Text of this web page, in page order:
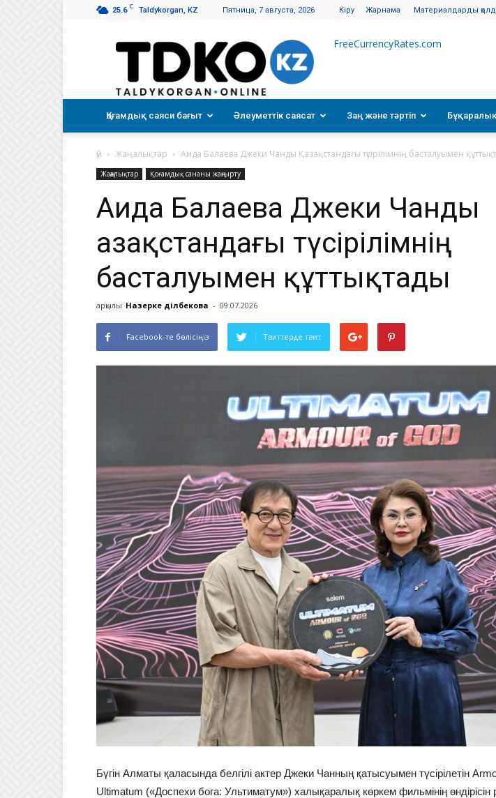
25.6 C Taldykorgan, KZ Пятница, 7 августа, 2026 Кіру Жарнама Материалдарды
Талдықорған
FreeCurrencyRates.com
Қоғамдық саяси бағыт Әлеуметтік саясат Заң және тәртіп
үй Жаңалықтар Аида Балаева Джеки Чанды Қазақстандағы түсірілімнің басталуымен
Жаңалықтар Қоғамдық сананы жаңғырту
Аида Балаева Джеки Чанды
Қазақстандағы түсірілімнің
басталуымен құттықтады
арқылы Назерке Әділбекова - 09.07.2026
Facebook-те бөлісіңіз Твиттерде твит
Бүгін Алматы қаласында белгілі актер Джеки Чанның қатысуымен түсірілетін
Ultimatum («Доспехи бога: Ультиматум») халықаралық көркем фильмінің өндірісін